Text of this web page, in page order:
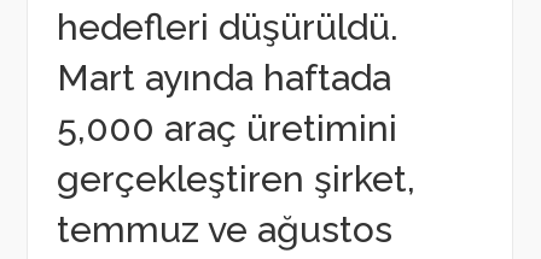
hedefleri düşürüldü.
Mart ayında haftada
5,000 araç üretimini
gerçekleştiren şirket,
temmuz ve ağustos